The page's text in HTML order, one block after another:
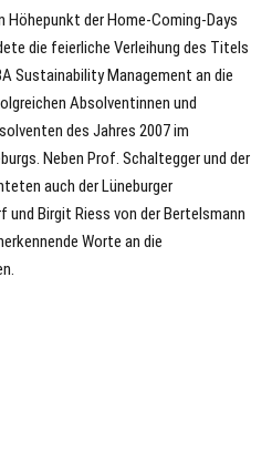
Höhepunkt der Home-Coming-Days
die feierliche Verleihung des Titels
Sustainability Management an die
Absolventinnen und
des Jahres 2007 im
Neben Prof. Schaltegger und der
auch der Lüneburger
und Birgit Riess von der Bertelsmann
Worte an die